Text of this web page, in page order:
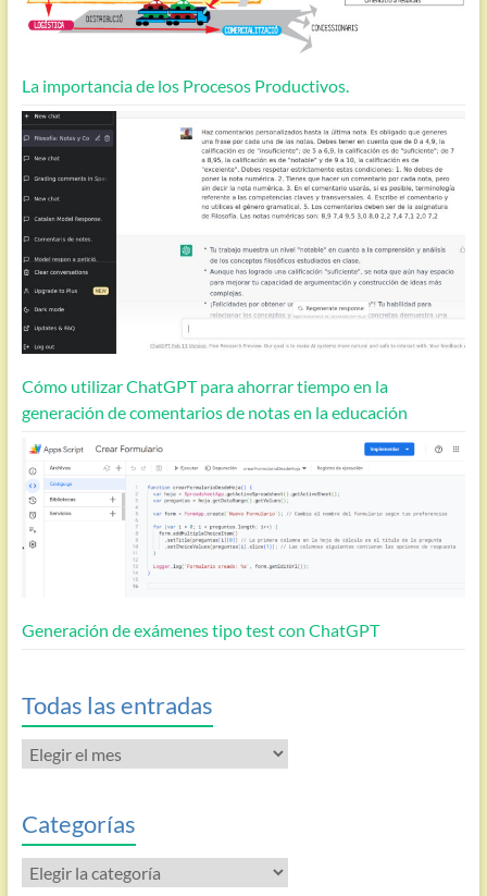
La importancia de los Procesos Productivos.
Cómo utilizar ChatGPT para ahorrar tiempo en la
generación de comentarios de notas en la educación
Generación de exámenes tipo test con ChatGPT
Todas las entradas
Todas
las
Categorías
Categorías